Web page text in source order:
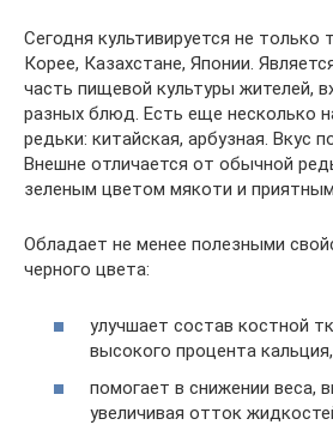
Сегодня культивируется не только
Корее, Казахстане, Японии.
часть пищевой культуры жителей,
разных блюд. Есть еще несколько
редьки: китайская, арбузная. Вкус
Внешне отличается от обычной
зеленым цветом мякоти и
Обладает не менее полезными
черного цвета:
улучшает состав костной
высокого процента
помогает в снижении веса,
увеличивая отток